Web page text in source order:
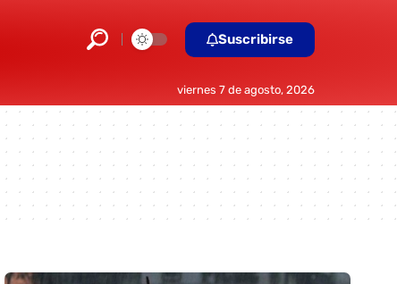
Suscribirse
viernes 7 de agosto, 2026